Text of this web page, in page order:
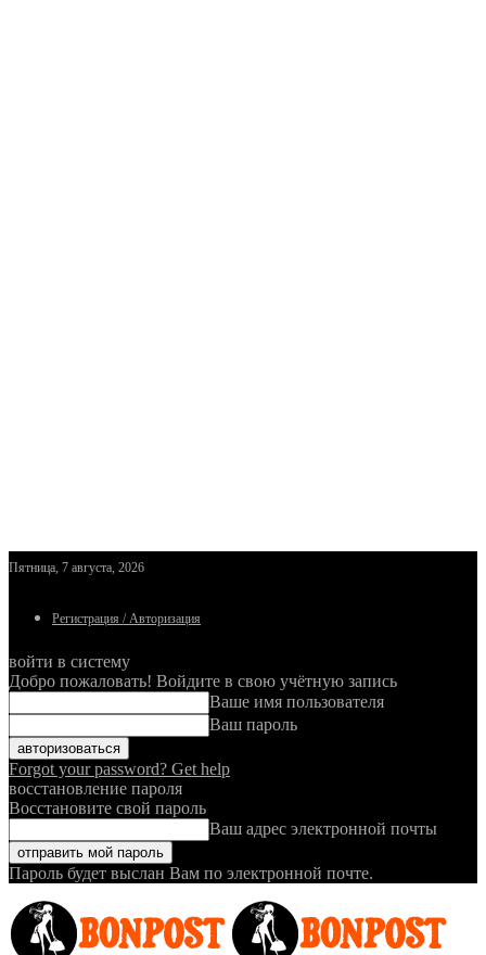
Пятница, 7 августа, 2026
Регистрация / Авторизация
войти в систему
Добро пожаловать! Войдите в свою учётную запись
Ваше имя пользователя
Ваш пароль
Forgot your password? Get help
восстановление пароля
Восстановите свой пароль
Ваш адрес электронной почты
Пароль будет выслан Вам по электронной почте.